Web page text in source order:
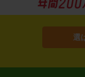
選